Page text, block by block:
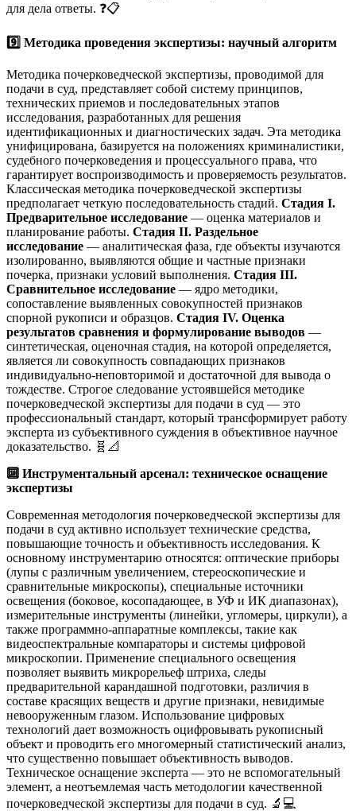
для дела ответы. ❓📋
9️⃣ Методика проведения экспертизы: научный алгоритм
Методика почерковедческой экспертизы, проводимой для
подачи в суд, представляет собой систему принципов,
технических приемов и последовательных этапов
исследования, разработанных для решения
идентификационных и диагностических задач. Эта методика
унифицирована, базируется на положениях криминалистики,
судебного почерковедения и процессуального права, что
гарантирует воспроизводимость и проверяемость результатов.
Классическая методика почерковедческой экспертизы
предполагает четкую последовательность стадий. Стадия I.
Предварительное исследование — оценка материалов и
планирование работы. Стадия II. Раздельное
исследование — аналитическая фаза, где объекты изучаются
изолированно, выявляются общие и частные признаки
почерка, признаки условий выполнения. Стадия III.
Сравнительное исследование — ядро методики,
сопоставление выявленных совокупностей признаков
спорной рукописи и образцов. Стадия IV. Оценка
результатов сравнения и формулирование выводов —
синтетическая, оценочная стадия, на которой определяется,
является ли совокупность совпадающих признаков
индивидуально-неповторимой и достаточной для вывода о
тождестве. Строгое следование устоявшейся методике
почерковедческой экспертизы для подачи в суд — это
профессиональный стандарт, который трансформирует работу
эксперта из субъективного суждения в объективное научное
доказательство. 🧬📐
🔟 Инструментальный арсенал: техническое оснащение
экспертизы
Современная методология почерковедческой экспертизы для
подачи в суд активно использует технические средства,
повышающие точность и объективность исследования. К
основному инструментарию относятся: оптические приборы
(лупы с различным увеличением, стереоскопические и
сравнительные микроскопы), специальные источники
освещения (боковое, косопадающее, в УФ и ИК диапазонах),
измерительные инструменты (линейки, угломеры, циркули), а
также программно-аппаратные комплексы, такие как
видеоспектральные компараторы и системы цифровой
микроскопии. Применение специального освещения
позволяет выявить микрорельеф штриха, следы
предварительной карандашной подготовки, различия в
составе красящих веществ и другие признаки, невидимые
невооруженным глазом. Использование цифровых
технологий дает возможность оцифровывать рукописный
объект и проводить его многомерный статистический анализ,
что существенно повышает объективность выводов.
Техническое оснащение эксперта — это не вспомогательный
элемент, а неотъемлемая часть методологии качественной
почерковедческой экспертизы для подачи в суд. 🔬💻